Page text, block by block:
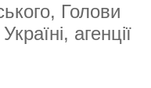
Голови
агенції